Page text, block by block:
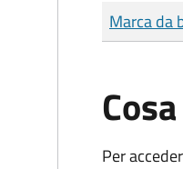
Tipo di
Importo
Marca da
Per